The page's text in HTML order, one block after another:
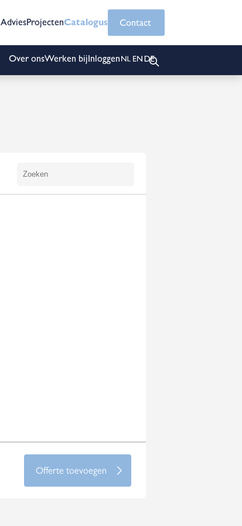
AdviesProjectenCatalogus Contact
Over onsWerken bijInloggen
Offerte toevoegen